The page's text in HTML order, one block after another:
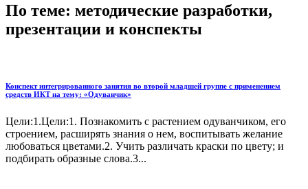
По теме: методические разработки,
презентации и конспекты
Конспект интегрированного занятия во второй младшей группе с применением
средств ИКТ на тему: «Одуванчик»
Цели:1.Цели:1. Познакомить с растением одуванчиком, его
строением, расширять знания о нем, воспитывать желание
любоваться цветами.2. Учить различать краски по цвету; и
подбирать образные слова.3...